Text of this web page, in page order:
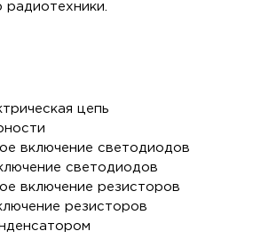
радиотехники.
цепь
включение светодиодов
светодиодов
включение резисторов
резисторов